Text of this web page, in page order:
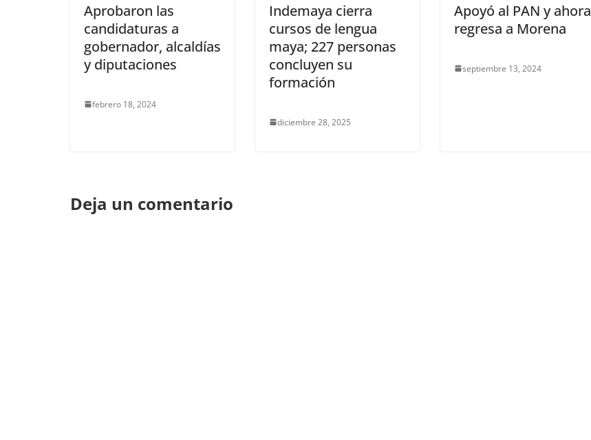
Aprobaron las
candidaturas a
gobernador, alcaldías
y diputaciones
febrero 18, 2024
Indemaya cierra
cursos de lengua
maya; 227 personas
concluyen su
formación
diciembre 28, 2025
Apoyó al PAN y ahora
regresa a Morena
septiembre 13, 2024
Deja un comentario